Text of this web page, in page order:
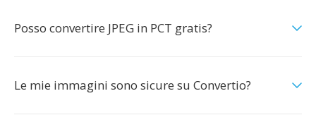
Posso convertire JPEG in PCT gratis?
Le mie immagini sono sicure su Convertio?